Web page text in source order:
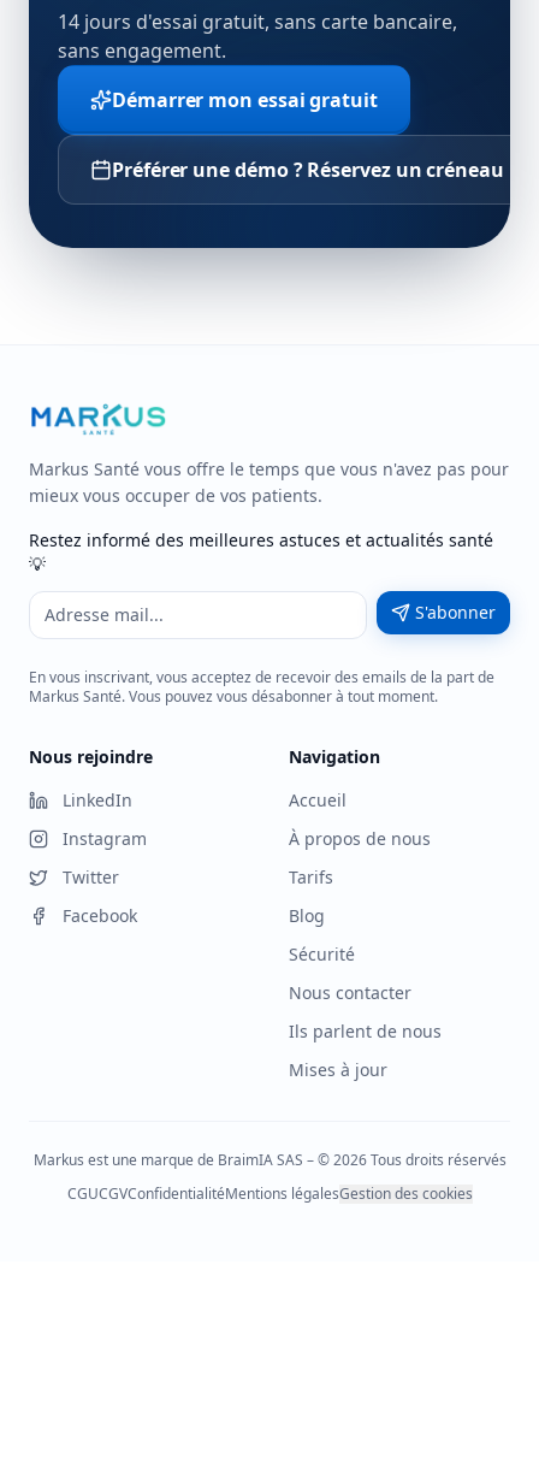
14 jours d'essai gratuit, sans carte bancaire,
sans engagement.
Démarrer mon essai gratuit
Préférer une démo ? Réservez un créneau →
Markus Santé vous offre le temps que vous n'avez pas pour
mieux vous occuper de vos patients.
Restez informé des meilleures astuces et actualités santé
💡
S'abonner
En vous inscrivant, vous acceptez de recevoir des emails de la part de
Markus Santé. Vous pouvez vous désabonner à tout moment.
Nous rejoindre
LinkedIn
Instagram
Twitter
Facebook
Navigation
Accueil
À propos de nous
Tarifs
Blog
Sécurité
Nous contacter
Ils parlent de nous
Mises à jour
Markus est une marque de BraimIA SAS – © 2026 Tous droits réservés
CGUCGVConfidentialitéMentions légalesGestion des cookies